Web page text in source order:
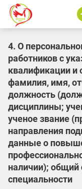
4. О
работников с
квалификации и
фамилия, имя,
должность
дисциплины;
ученое звание
направления
данные о
наличии);
специальности